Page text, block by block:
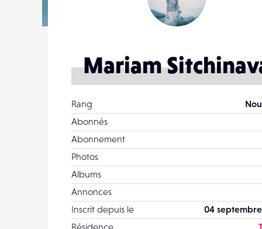
Mariam
Rang
Abonnés
Abonnement
Photos
Albums
Annonces
Inscrit depuis le
04 septembre
Résidence